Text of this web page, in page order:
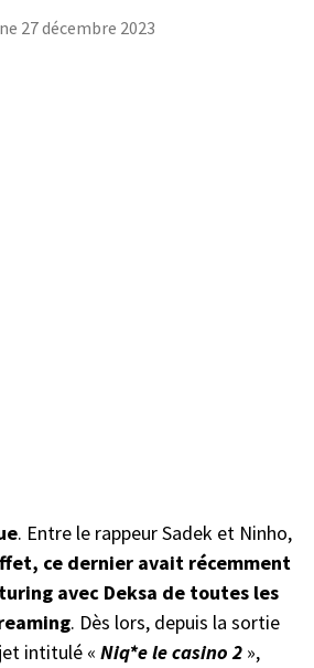
27 décembre 2023
. Entre le rappeur Sadek et Ninho,
ce dernier avait récemment
avec Deksa de toutes les
. Dès lors, depuis la sortie
intitulé « Niq*e le casino 2 »,